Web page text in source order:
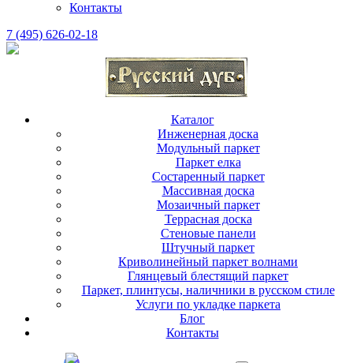
Контакты
7 (495) 626-02-18
Каталог
Инженерная доска
Модульный паркет
Паркет елка
Состаренный паркет
Массивная доска
Мозаичный паркет
Террасная доска
Стеновые панели
Штучный паркет
Криволинейный паркет волнами
Глянцевый блестящий паркет
Паркет, плинтусы, наличники в русском стиле
Услуги по укладке паркета
Блог
Контакты